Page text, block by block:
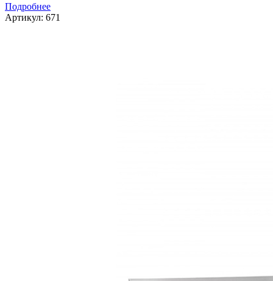
Подробнее
Артикул: 671